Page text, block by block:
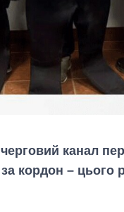
канал
кордон – цього